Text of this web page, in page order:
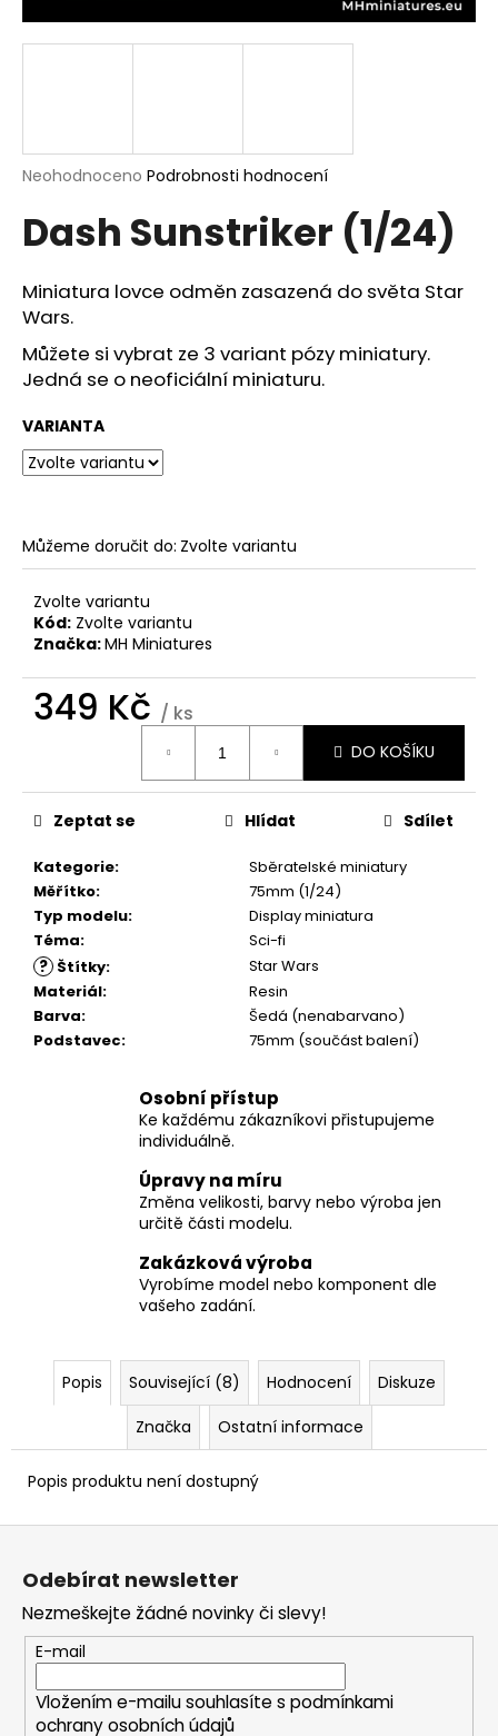
Průměrné
produktu
je
z
5
hvězdiček.
Neohodnoceno Podrobnosti hodnocení
Dash Sunstriker (1/24)
Miniatura lovce odměn zasazená do světa Star
Wars.
Můžete si vybrat ze 3 variant pózy miniatury.
Jedná se o neoficiální miniaturu.
VARIANTA
Můžeme doručit do: Zvolte variantu
Zvolte variantu
Kód: Zvolte variantu
Značka:MH Miniatures
349 Kč / ks
DO KOŠÍKU
Kategorie:
Sběratelské miniatury
Měřítko:
75mm (1/24)
Typ modelu:
Display miniatura
Téma: Sci-fi
? Štítky:
Star Wars
Materiál:
Resin
Barva:
Šedá (nenabarvano)
Podstavec: 75mm (součást balení)
Zeptat se Hlídat Sdílet
Osobní přístup
Ke každému zákazníkovi přistupujeme
individuálně.
Úpravy na míru
Změna velikosti, barvy nebo výroba jen
určitě části modelu.
Zakázková výroba
Vyrobíme model nebo komponent dle
vašeho zadání.
Popis Související (8) Hodnocení
Diskuze
Značka
Ostatní informace
Popis produktu není dostupný
a
j
?
D
o
o
r
u
j
e
m
e
Z
Odebírat newsletter
Nezmeškejte žádné novinky či slevy!
E-mail
Vložením e-mailu souhlasíte s podmínkami
ochrany osobních údajů